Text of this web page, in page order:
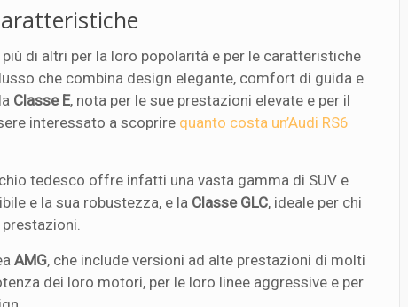
di altri per la loro popolarità e per le caratteristiche
che combina design elegante, comfort di guida e
Classe E, nota per le sue prestazioni elevate e per il
interessato a scoprire quanto costa un’Audi RS6
tedesco offre infatti una vasta gamma di SUV e
e la sua robustezza, e la Classe GLC, ideale per chi
prestazioni.
AMG, che include versioni ad alte prestazioni di molti
dei loro motori, per le loro linee aggressive e per